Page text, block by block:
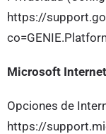
https://
Microsoft
Opciones de
https://